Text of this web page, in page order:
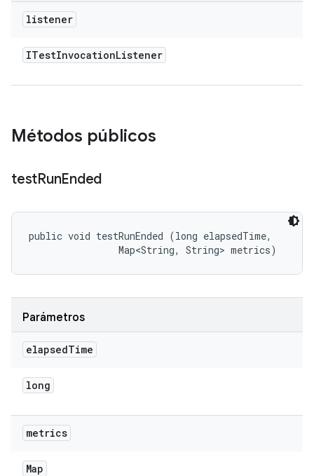
listener
ITestInvocationListener
Métodos públicos
testRunEnded
public void testRunEnded (long elapsedTime,
                Map<String, String> metrics)
Parámetros
elapsedTime
long
metrics
Map